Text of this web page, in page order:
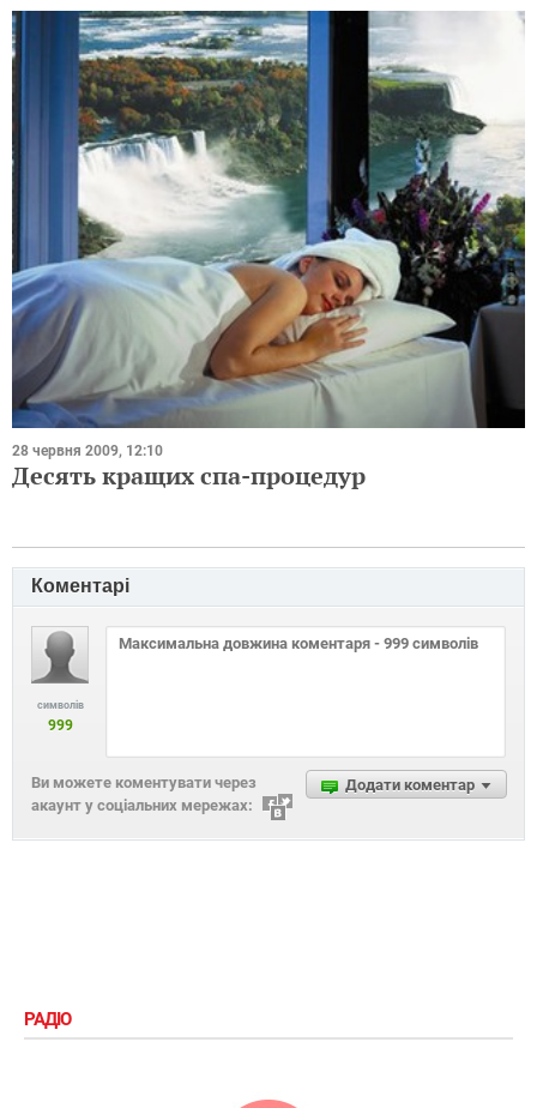
28 червня 2009, 12:10
Десять кращих спа-процедур
Коментарі
символів
999
Додати коментар
Ви можете коментувати через
акаунт у соціальних мережах:
РАДІО